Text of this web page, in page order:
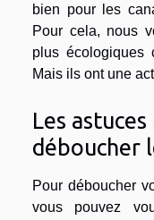
bien pour les
Pour cela, nous
plus écologiques
Mais ils ont une
Les
déboucher
Pour déboucher
vous pouvez